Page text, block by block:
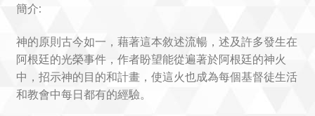
簡介:
神的原則古今如一，藉著這本敘述流暢，述及許多發生在
阿根廷的光榮事件，作者盼望能從遍著於阿根廷的神火
中，招示神的目的和計畫，使這火也成為每個基督徒生活
和教會中每日都有的經驗。